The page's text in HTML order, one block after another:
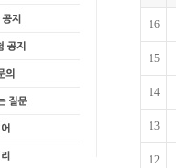
16
15
14
13
12